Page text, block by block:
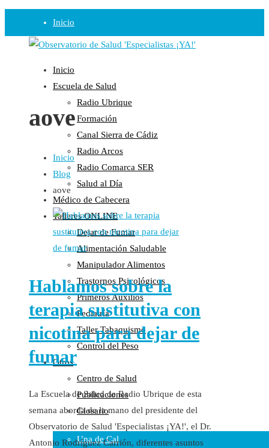
Inicio
Observatorio
Opinión
Radio
Guadalinfo Salud
Radio Guadalete
COPE Pontevedra
Salud en Radio Ubrique
Salud en Verano
Plataforma
Manifiestos
Comunicados
En nuestra Web
Colaboraciones
Cartas al Director
Medios de Comunicación
Otros
Vídeos
Cara Oscura Sanidad
Humor
Cal y Arena
Una de Cal
Inicio
Escuela de Salud
Radio Ubrique
Formación
Canal Sierra de Cádiz
Radio Arcos
Radio Comarca SER
Salud al Día
Médico de Cabecera
Talleres ONLINE
Dejar de Fumar
Alimentación Saludable
Manipulador Alimentos
Trastornos Psicológicos
Primeros Auxilios
Pediatría
Taller Tabaquismo
Control del Peso
Otros
Centro de Salud
Publicaciones
Glosario
aove
Inicio
Blog
aove
Hablamos sobre la
terapia sustitutiva con
nicotina para dejar de
fumar
La Escuela de Salud de Radio Ubrique de esta
semana aborda de la mano del presidente del
Observatorio de Salud 'Especialistas ¡YA!', el Dr.
Antonio Rodríguez Carrión, diferentes asuntos